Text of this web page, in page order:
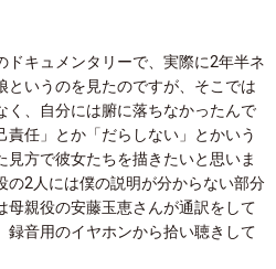
ドキュメンタリーで、実際に2年半ネ
というのを見たのですが、そこでは
く、自分には腑に落ちなかったんで
任」とか「だらしない」とかいう
方で彼女たちを描きたいと思いま
の2人には僕の説明が分からない部分
母親役の安藤玉恵さんが通訳をして
録音用のイヤホンから拾い聴きして